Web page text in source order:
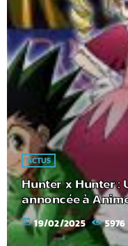
ACTUS
Hunter x Hunter :
annoncée à
today 19/02/2025 5976